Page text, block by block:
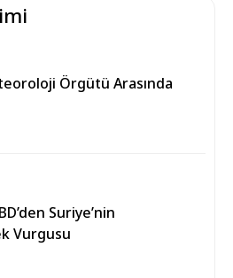
Örgütü Arasında
Suriye’nin
Vurgusu